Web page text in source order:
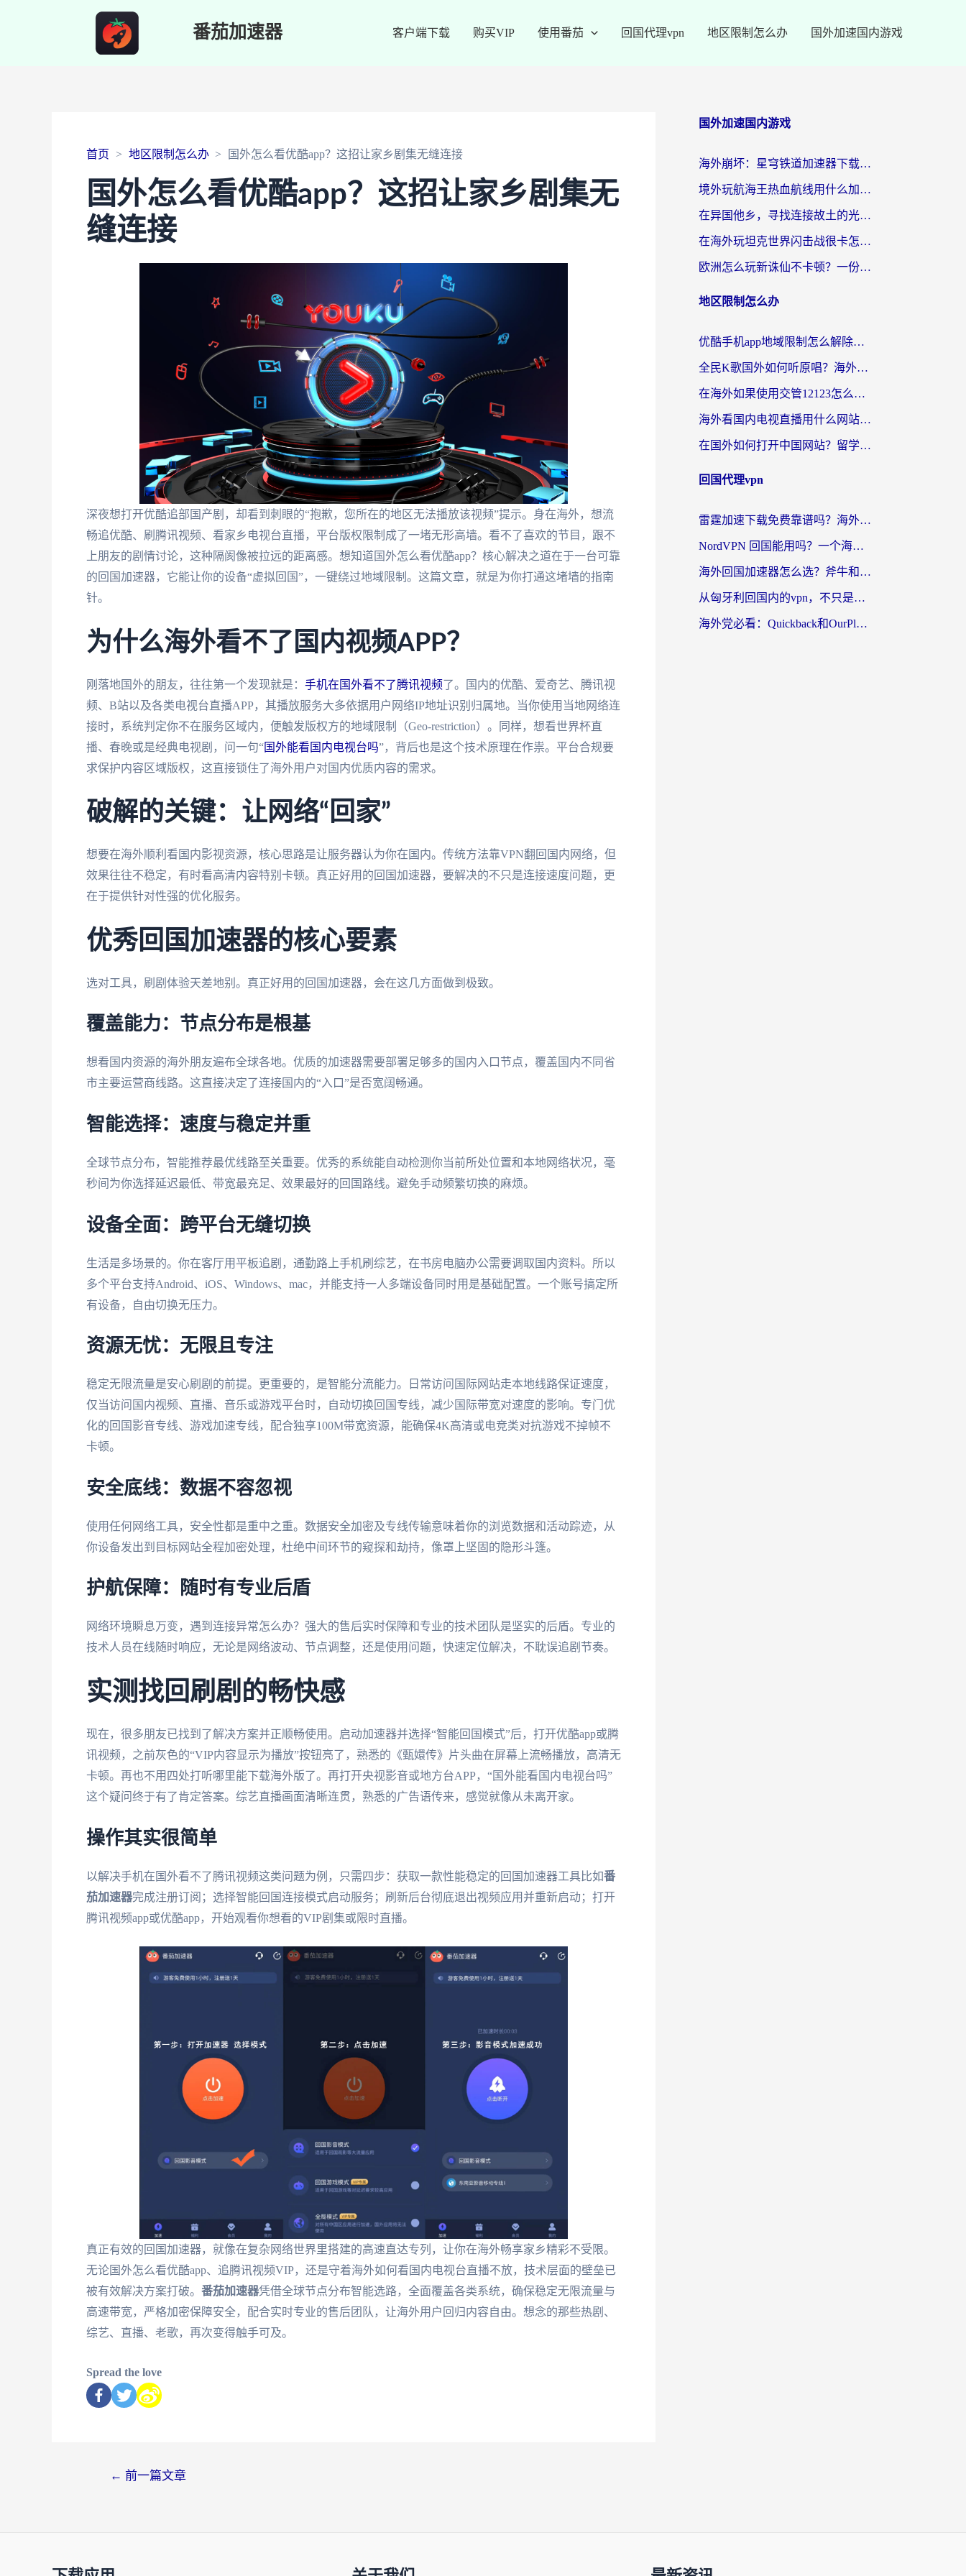
番茄加速器 客户端下载 购买VIP 使用番茄 回国代理vpn 地区限制怎么办 国外加速国内游戏
首页 地区限制怎么办 国外怎么看优酷app？这招让家乡剧集无缝连接
国外怎么看优酷app？这招让家乡剧集无
缝连接
深夜想打开优酷追部国产剧，却看到刺眼的“抱歉，您所在的地区无法播放该视频”提示。身在海外，想流
畅追优酷、刷腾讯视频、看家乡电视台直播，平台版权限制成了一堵无形高墙。看不了喜欢的节目，跟不
上朋友的剧情讨论，这种隔阂像被拉远的距离感。想知道国外怎么看优酷app？核心解决之道在于一台可靠
的回国加速器，它能让你的设备“虚拟回国”，一键绕过地域限制。这篇文章，就是为你打通这堵墙的指南
针。
为什么海外看不了国内视频APP？
刚落地国外的朋友，往往第一个发现就是： 手机在国外看不了腾讯视频了。国内的优酷、爱奇艺、腾讯视
频、B站以及各类电视台直播APP，其播放服务大多依据用户网络IP地址识别归属地。当你使用当地网络连
接时，系统判定你不在服务区域内，便触发版权方的地域限制（Geo-restriction）。同样，想看世界杯直
播、春晚或是经典电视剧，问一句“国外能看国内电视台吗”，背后也是这个技术原理在作祟。平台合规要
求保护内容区域版权，这直接锁住了海外用户对国内优质内容的需求。
破解的关键：让网络“回家”
想要在海外顺利看国内影视资源，核心思路是让服务器认为你在国内。传统方法靠VPN翻回国内网络，但
效果往往不稳定，有时看高清内容特别卡顿。真正好用的回国加速器，要解决的不只是连接速度问题，更
在于提供针对性强的优化服务。
优秀回国加速器的核心要素
选对工具，刷剧体验天差地别。真正好用的回国加速器，会在这几方面做到极致。
覆盖能力：节点分布是根基
想看国内资源的海外朋友遍布全球各地。优质的加速器需要部署足够多的国内入口节点，覆盖国内不同省
市主要运营商线路。这直接决定了连接国内的“入口”是否宽阔畅通。
智能选择：速度与稳定并重
全球节点分布，智能推荐最优线路至关重要。优秀的系统能自动检测你当前所处位置和本地网络状况，毫
秒间为你选择延迟最低、带宽最充足、效果最好的回国路线。避免手动频繁切换的麻烦。
设备全面：跨平台无缝切换
生活是多场景的。你在客厅用平板追剧，通勤路上手机刷综艺，在书房电脑办公需要调取国内资料。所以
多个平台支持Android、iOS、Windows、mac，并能支持一人多端设备同时用是基础配置。一个账号搞定所
有设备，自由切换无压力。
资源无忧：无限且专注
稳定无限流量是安心刷剧的前提。更重要的，是智能分流能力。日常访问国际网站走本地线路保证速度，
仅当访问国内视频、直播、音乐或游戏平台时，自动切换回国专线，减少国际带宽对速度的影响。专门优
化的回国影音专线、游戏加速专线，配合独享100M带宽资源，能确保4K高清或电竞类对抗游戏不掉帧不
卡顿。
安全底线：数据不容忽视
使用任何网络工具，安全性都是重中之重。数据安全加密及专线传输意味着你的浏览数据和活动踪迹，从
你设备发出到目标网站全程加密处理，杜绝中间环节的窥探和劫持，像罩上坚固的隐形斗篷。
护航保障：随时有专业后盾
网络环境瞬息万变，遇到连接异常怎么办？强大的售后实时保障和专业的技术团队是坚实的后盾。专业的
技术人员在线随时响应，无论是网络波动、节点调整，还是使用问题，快速定位解决，不耽误追剧节奏。
实测找回刷剧的畅快感
现在，很多朋友已找到了解决方案并正顺畅使用。启动加速器并选择“智能回国模式”后，打开优酷app或腾
讯视频，之前灰色的“VIP内容显示为播放”按钮亮了，熟悉的《甄嬛传》片头曲在屏幕上流畅播放，高清无
卡顿。再也不用四处打听哪里能下载海外版了。再打开央视影音或地方台APP，“国外能看国内电视台吗”
这个疑问终于有了肯定答案。综艺直播画面清晰连贯，熟悉的广告语传来，感觉就像从未离开家。
操作其实很简单
以解决手机在国外看不了腾讯视频这类问题为例，只需四步：获取一款性能稳定的回国加速器工具比如番
茄加速器完成注册订阅；选择智能回国连接模式启动服务；刷新后台彻底退出视频应用并重新启动；打开
腾讯视频app或优酷app，开始观看你想看的VIP剧集或限时直播。
真正有效的回国加速器，就像在复杂网络世界里搭建的高速直达专列，让你在海外畅享家乡精彩不受限。
无论国外怎么看优酷app、追腾讯视频VIP，还是守着海外如何看国内电视台直播不放，技术层面的壁垒已
被有效解决方案打破。 番茄加速器凭借全球节点分布智能选路，全面覆盖各类系统，确保稳定无限流量与
高速带宽，严格加密保障安全，配合实时专业的售后团队，让海外用户回归内容自由。想念的那些热剧、
综艺、直播、老歌，再次变得触手可及。
Spread the love
← 前一篇文章
国外加速国内游戏
海外崩坏：星穹铁道加速器下载安装：一份给游子的终极网络指南
境外玩航海王热血航线用什么加速器？2026海外玩家实测最优方案（附欧洲问道堡垒前线加速技巧）
在异国他乡，寻找连接故土的光明大陆免费加速器
在海外玩坦克世界闪击战很卡怎么办？老玩家亲测有效的加速器选择指南
欧洲怎么玩新诛仙不卡顿？一份给海外游子的国服游戏畅玩指南
地区限制怎么办
优酷手机app地域限制怎么解除？海外党亲测有效的追剧方案
全民K歌国外如何听原唱？海外党亲测有效的回国加速器选择指南
在海外如果使用交管12123怎么处理？留学生亲测有效的回国加速方案
海外看国内电视直播用什么网站比较好？一篇解决你所有追剧难题的实用指南
在国外如何打开中国网站？留学生与海外华人的无缝访问指南
回国代理vpn
雷霆加速下载免费靠谱吗？海外党选回国加速器的避坑指南（附热门工具对比）
NordVPN 回国能用吗？一个海外用户必须面对的真实困境
海外回国加速器怎么选？斧牛和海龟哪个好？一篇帮你避开坑的实用指南
从匈牙利回国内的vpn，不只是为了刷剧那么简单
海外党必看：Quickback和OurPlay好用吗？3分钟选对回国加速器，无缝刷剧玩游戏